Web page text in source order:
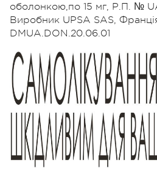
оболонкою,по 15 мг, Р.П. №
Виробник UPSA SAS,
DMUA.DON.20.06.01